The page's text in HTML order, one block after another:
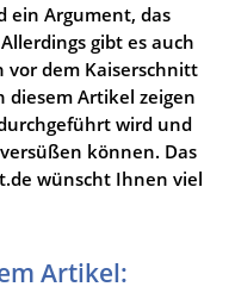
ein Argument, das
gibt es auch
vor dem Kaiserschnitt
diesem Artikel zeigen
wird und
können. Das
wünscht Ihnen viel
Artikel: